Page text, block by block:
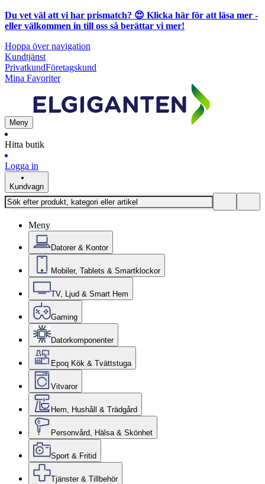
Du vet väl att vi har prismatch? 😍 Klicka här för att läsa mer -
eller välkommen in till oss så berättar vi mer!
Hoppa över navigation
Kundtjänst
PrivatkundFöretagskund
Mina Favoriter
Meny
Hitta butik
Logga in
Kundvagn
Meny
Datorer & Kontor
Mobiler, Tablets & Smartklockor
TV, Ljud & Smart Hem
Gaming
Datorkomponenter
Epoq Kök & Tvättstuga
Vitvaror
Hem, Hushåll & Trädgård
Personvård, Hälsa & Skönhet
Sport & Fritid
Tjänster & Tillbehör